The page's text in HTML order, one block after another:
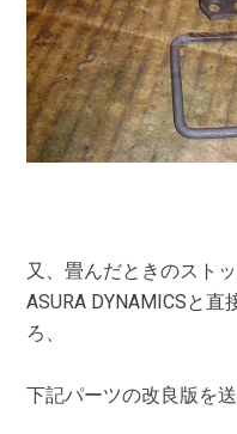
又、畳んだときのスト
ASURA DYNAMICSと
ろ、
下記パーツの改良版を